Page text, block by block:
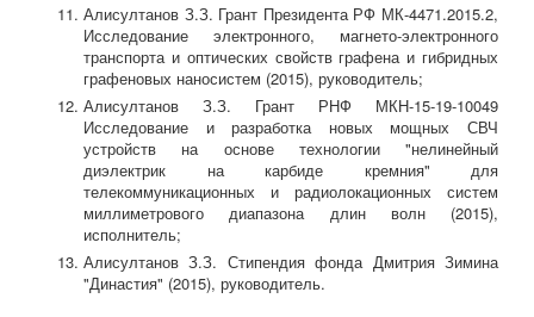
Алисултанов З.З. Грант Президента РФ МК-4471.2015.2,
Исследование электронного, магнето-электронного
транспорта и оптических свойств графена и гибридных
графеновых наносистем (2015), руководитель;
Алисултанов З.З. Грант РНФ МКН-15-19-10049
Исследование и разработка новых мощных СВЧ
устройств на основе технологии "нелинейный
диэлектрик на карбиде кремния" для
телекоммуникационных и радиолокационных систем
миллиметрового диапазона длин волн (2015),
исполнитель;
Алисултанов З.З. Стипендия фонда Дмитрия Зимина
"Династия" (2015), руководитель.